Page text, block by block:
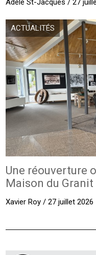
Adèle St-Jacques / 27
ACTUALITÉS
Une réouverture
Maison du Granit
Xavier Roy / 27 juillet 2026